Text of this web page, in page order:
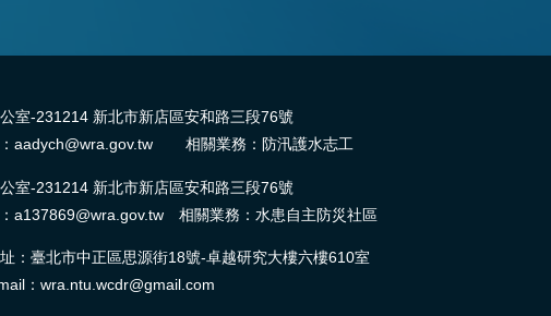
室-231214 新北市新店區安和路三段76號
相關業務：防汛護水志工
室-231214 新北市新店區安和路三段76號
相關業務：水患自主防災社區
臺北市中正區思源街18號-卓越研究大樓六樓610室
wra.ntu.wcdr@gmail.com